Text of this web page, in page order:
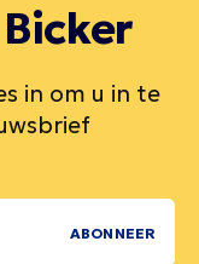
in om u in te
ABONNEER